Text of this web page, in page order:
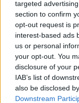
targeted
section to confirm
opt-out request is
interest-based ads
us or personal
your opt-out. You
disclosure of your
IAB’s list of
also be disclosed
Downstream
σε καταψύκτη
05/08/2026 13:00